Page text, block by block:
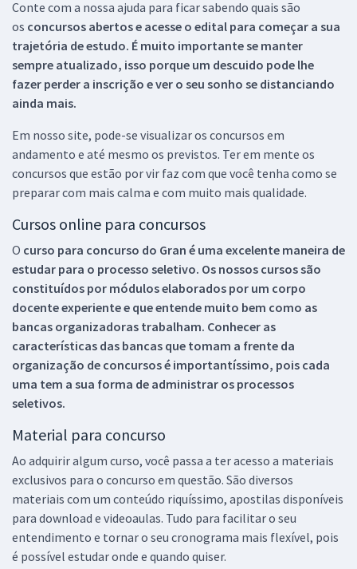
Conte com a nossa ajuda para ficar sabendo quais são
os concursos abertos e acesse o edital para começar a sua
trajetória de estudo. É muito importante se manter
sempre atualizado, isso porque um descuido pode lhe
fazer perder a inscrição e ver o seu sonho se distanciando
ainda mais.
Em nosso site, pode-se visualizar os concursos em
andamento e até mesmo os previstos. Ter em mente os
concursos que estão por vir faz com que você tenha como se
preparar com mais calma e com muito mais qualidade.
Cursos online para concursos
O curso para concurso do Gran é uma excelente maneira de
estudar para o processo seletivo. Os nossos cursos são
constituídos por módulos elaborados por um corpo
docente experiente e que entende muito bem como as
bancas organizadoras trabalham. Conhecer as
características das bancas que tomam a frente da
organização de concursos é importantíssimo, pois cada
uma tem a sua forma de administrar os processos
seletivos.
Material para concurso
Ao adquirir algum curso, você passa a ter acesso a materiais
exclusivos para o concurso em questão. São diversos
materiais com um conteúdo riquíssimo, apostilas disponíveis
para download e videoaulas. Tudo para facilitar o seu
entendimento e tornar o seu cronograma mais flexível, pois
é possível estudar onde e quando quiser.